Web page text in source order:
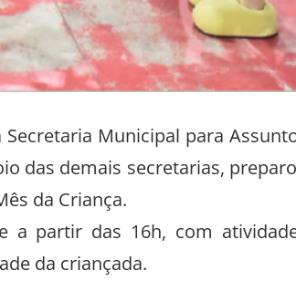
Municipal para
das demais secretarias,
da Criança.
a partir das 16h, com
da criançada.